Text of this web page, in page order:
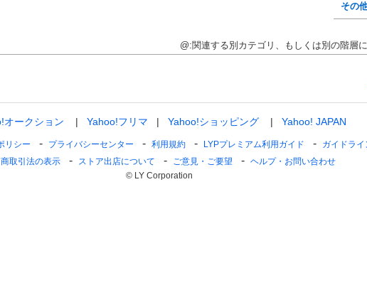
その
@:関連する別カテゴリ、もしくは別の階層
オークション Yahoo!フリマ Yahoo!ショッピング Yahoo! JAPAN
リシー プライバシーセンター 利用規約 LYPプレミアム利用ガイド
ガイドライ
取引法の表示
ストア出店について ご意見・ご要望
ヘルプ・お問い合わせ
© LY Corporation